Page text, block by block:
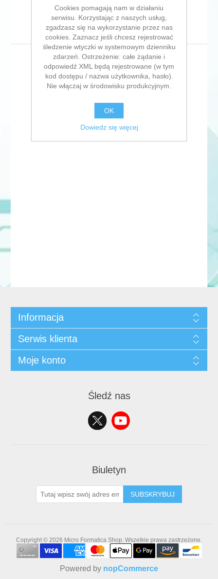
Wyświetl na stronie
Informacja
Serwis klienta
Moje konto
Śledź nas
Biuletyn
SUBSKRYBUJ
Copyright © 2026 Micro Formatica Shop. Wszelkie prawa zastrzeżone.
Powered by nopCommerce
Cookies pomagają nam w działaniu
serwisu. Korzystając z naszych usług,
zgadzasz się na wykorzystanie przez nas
cookies. Zaznacz jeśli chcesz rejestrować
śledzenie wtyczki w systemowym dzienniku
zdarzeń. Ostrzeżenie: całe żądanie i
odpowiedź XML będą rejestrowane (w tym
kod dostępu / nazwa użytkownika, hasło).
Nie włączaj w środowisku produkcyjnym.
OK
Dowiedz się więcej